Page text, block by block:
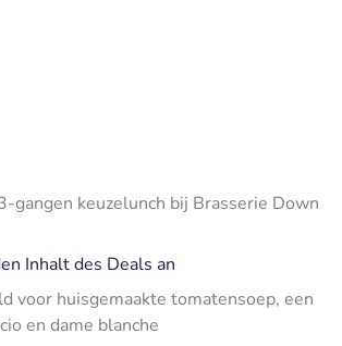
gangen keuzelunch bij Brasserie Down
Inhalt des Deals an
voor huisgemaakte tomatensoep, een
en dame blanche